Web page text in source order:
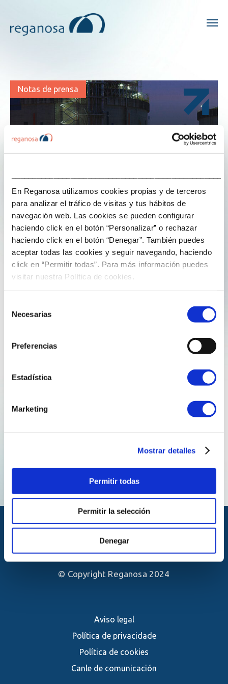
En Reganosa utilizamos cookies propias y de terceros
para analizar el tráfico de visitas y tus hábitos de
navegación web. Las cookies se pueden configurar
haciendo click en el botón “Personalizar” o rechazar
haciendo click en el botón “Denegar”. También puedes
aceptar todas las cookies y seguir navegando, haciendo
click en “Permitir todas”. Para más información puedes
visitar nuestra Política de cookies.
Necesarias
Preferencias
Estadística
Marketing
Mostrar detalles
Permitir todas
Permitir la selección
Denegar
Notas de prensa
20 de Febreiro de 2018 jorgeperezreganosa
NOTA SOBRE O PROCESO DE VENTA DE
DESFA
presentado como parte do consorcio de Reganosa e
comprácenos poder apoiar un proceso competitivo
para a privatización de DESFA. O EBRD ten contribuído
a un proceso competitivo que, independentemente de
Aviso legal
Política de privacidade
Política de cookies
Canle de comunicación
© Copyright Reganosa 2024